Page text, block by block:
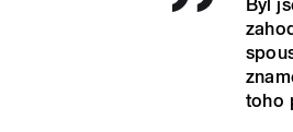
Byl
toho